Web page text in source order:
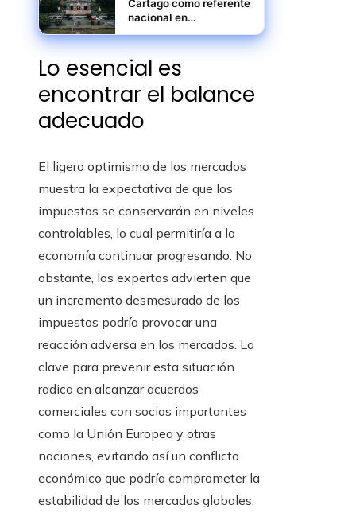
Cartago como referente
nacional en
crecimiento exportador
sostenible y
automatización
Lo esencial es
encontrar el balance
adecuado
El ligero optimismo de los mercados
muestra la expectativa de que los
impuestos se conservarán en niveles
controlables, lo cual permitiría a la
economía continuar progresando. No
obstante, los expertos advierten que
un incremento desmesurado de los
impuestos podría provocar una
reacción adversa en los mercados. La
clave para prevenir esta situación
radica en alcanzar acuerdos
comerciales con socios importantes
como la Unión Europea y otras
naciones, evitando así un conflicto
económico que podría comprometer la
estabilidad de los mercados globales.